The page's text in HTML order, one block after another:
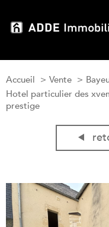
Accueil Vente
Hotel particulier des
prestige